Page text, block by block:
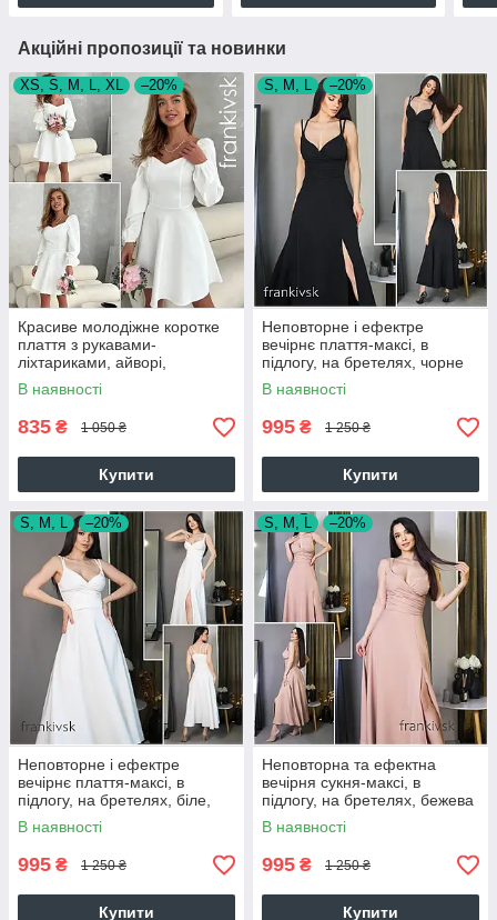
Акційні пропозиції та новинки
XS, S, M, L, XL –20%
Красиве молодіжне коротке
плаття з рукавами-
ліхтариками, айворі,
молочно-біле
В наявності
835 ₴ 1 050 ₴
Купити
S, M, L –20%
Неповторне і ефектре
вечірнє плаття-максі, в
підлогу, на бретелях, чорне
В наявності
995 ₴ 1 250 ₴
Купити
S, M, L –20%
Неповторне і ефектре
вечірнє плаття-максі, в
підлогу, на бретелях, біле,
айворі
В наявності
995 ₴ 1 250 ₴
Купити
S, M, L –20%
Неповторна та ефектна
вечірня сукня-максі, в
підлогу, на бретелях, бежева
В наявності
995 ₴ 1 250 ₴
Купити